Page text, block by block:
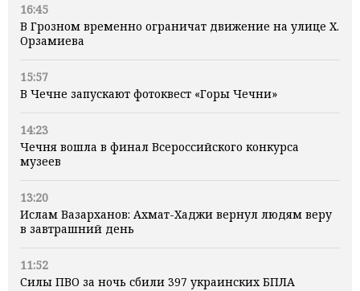
16:45
В Грозном временно ограничат движение на улице Х.
Орзамиева
15:57
В Чечне запускают фотоквест «Горы Чечни»
14:23
Чечня вошла в финал Всероссийского конкурса
музеев
13:20
Ислам Вазарханов: Ахмат-Хаджи вернул людям веру
в завтрашний день
11:52
Силы ПВО за ночь сбили 397 украинских БПЛА